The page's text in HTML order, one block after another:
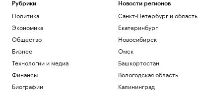
Трамп отпросился с заседания Госдепа
пораньше, чтобы «вести войну». Видео
Политика
Портфель состоятельного инвестора в
2026 году: ставка на ликвидность
Подписка на РБК
Военная операция на Украине. Онлайн
Политика
Рубрики
Политика
Экономика
Общество
Бизнес
Технологии и медиа
Финансы
Биографии
Новости регионов
Санкт-Петербург и область
Екатеринбург
Новосибирск
Омск
Башкортостан
Вологодская область
Калининград